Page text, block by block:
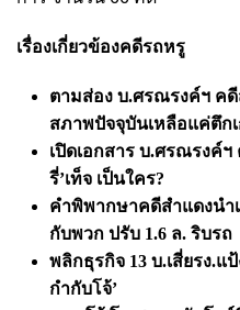
เรื่องเกี่ยวข้องคดีรถหรู
ตามส่อง บ.ศรณรงค์ฯ คดี
สภาพปัจจุบันเหลือแค่ตึก
เปิดเอกสาร บ.ศรณรงค์ฯ
รี่’เท็จ เป็นใคร?
คำพิพากษาคดีสำแดงนำเ
กับพวก ปรับ 1.6 ล. ริบรถ
พลิกธุรกิจ 13 บ.เสี่ยรง.
กำกับโจ้’